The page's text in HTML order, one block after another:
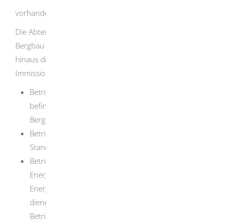
vorhanden ist oder errichtet werden soll.
Die Abteilung 9, Landesamt für Geologie, Rohstoffe und
Bergbau des Regierungspräsidiums Freiburg ist darüber
hinaus die landesweit zuständige
Immissionsschutzbehörde für
Betriebsgelände einschließlich der darauf
befindlichen Anlagen und Tätigkeiten, die der
Bergaufsicht unterliegen,
Betriebsgelände mit Seilschwebebahnen und
Standseilbahnen, die dem Personenverkehr dienen,
Betriebsgelände mit Gashochdruckleitungen, die als
Energieanlagen im Sinne des
Energiewirtschaftsgesetzes der Versorgung mit Gas
dienen und die für einen maximal zulässigen
Betriebsdruck von mehr als 16 bar ausgelegt sind,